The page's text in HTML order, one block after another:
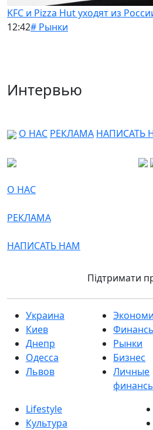
KFC и Pizza Hut уходят из
12:42# Рынки
Интервью
О НАС РЕКЛАМА НАПИСАТЬ
О НАС
РЕКЛАМА
НАПИСАТЬ НАМ
Підтримати
Украина
Киев
Днепр
Одесса
Львов
Рынки
Бизнес
Личные
Lifestyle
Культура